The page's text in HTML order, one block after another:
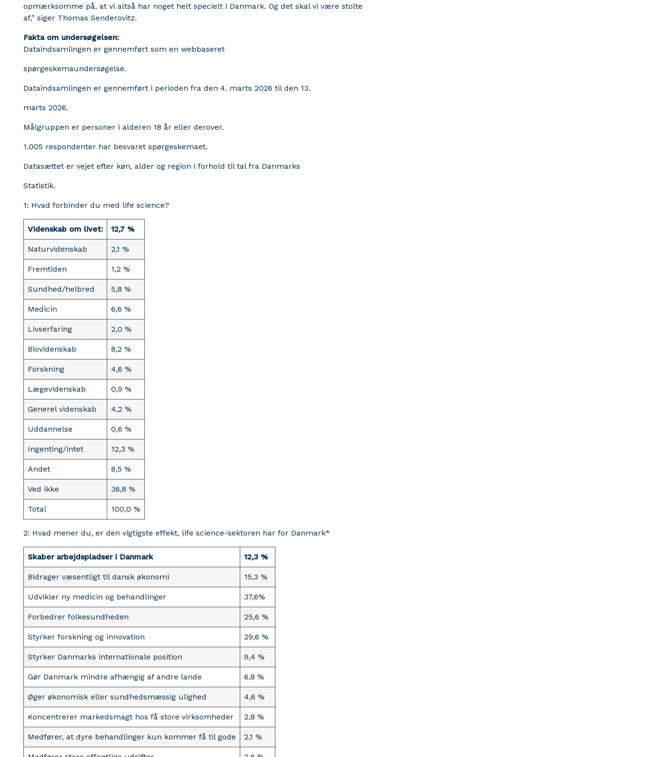
opmærksomme på, at vi altså har noget helt specielt i Danmark. Og det skal vi være stolte
af,” siger Thomas Senderovitz.
Fakta om undersøgelsen:
Dataindsamlingen er gennemført som en webbaseret
spørgeskemaundersøgelse.
Dataindsamlingen er gennemført i perioden fra den 4. marts 2026 til den 13.
marts 2026.
Målgruppen er personer i alderen 18 år eller derover.
1.005 respondenter har besvaret spørgeskemaet.
Datasættet er vejet efter køn, alder og region i forhold til tal fra Danmarks
Statistik.
1: Hvad forbinder du med life science?
Videnskab om livet: 12,7 %
Naturvidenskab 2,1 %
Fremtiden 1,2 %
Sundhed/helbred 5,8 %
Medicin 6,6 %
Livserfaring 2,0 %
Biovidenskab 8,2 %
Forskning 4,6 %
Lægevidenskab 0,9 %
Generel videnskab 4,2 %
Uddannelse 0,6 %
Ingenting/intet 12,3 %
Andet 8,5 %
Ved ikke 36,8 %
Total 100,0 %
2: Hvad mener du, er den vigtigste effekt, life science-sektoren har for Danmark*
Skaber arbejdspladser i Danmark 12,3 %
Bidrager væsentligt til dansk økonomi 15,3 %
Udvikler ny medicin og behandlinger 37,6%
Forbedrer folkesundheden 25,6 %
Styrker forskning og innovation 29,6 %
Styrker Danmarks internationale position 9,4 %
Gør Danmark mindre afhængig af andre lande 6,8 %
Øger økonomisk eller sundhedsmæssig ulighed 4,6 %
Koncentrerer markedsmagt hos få store virksomheder 2,8 %
Medfører, at dyre behandlinger kun kommer få til gode 2,1 %